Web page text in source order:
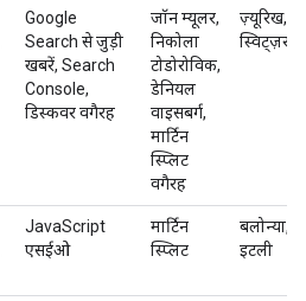
Google
Search से जुड़ी
खबरें, Search
Console,
डिस्कवर वगैरह
जॉन म्यूलर,
निकोला
टोडोरोविक,
डेनियल
वाइसबर्ग,
मार्टिन
स्प्लिट
वगैरह
ज़्यूरिख,
JavaScript
एसईओ
मार्टिन
स्प्लिट
बलोन्या,
इटली